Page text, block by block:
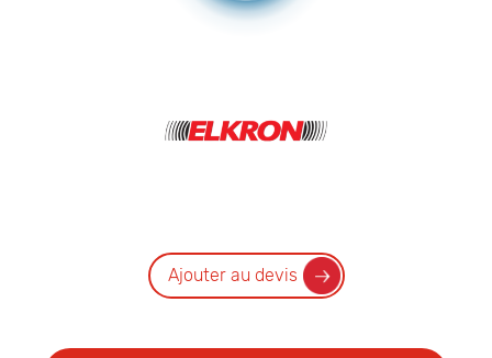
Ajouter au devis